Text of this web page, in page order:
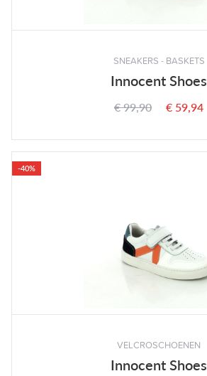
SNEAKERS - BASKETS
Innocent Shoes
€ 99,90 € 59,94
-40%
VELCROSCHOENEN
Innocent Shoes